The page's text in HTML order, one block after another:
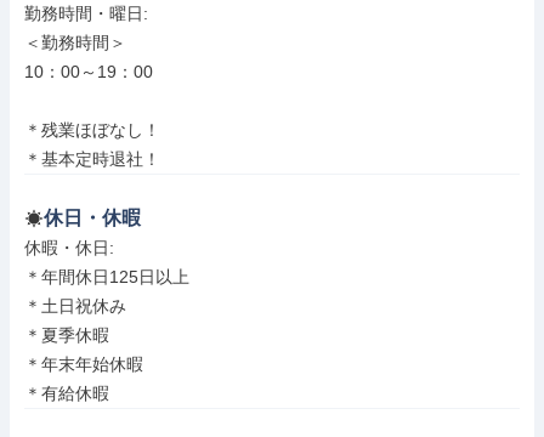
勤務時間・曜日:
＜勤務時間＞
10：00～19：00
＊残業ほぼなし！
＊基本定時退社！
休日・休暇
休暇・休日:
＊年間休日125日以上
＊土日祝休み
＊夏季休暇
＊年末年始休暇
＊有給休暇